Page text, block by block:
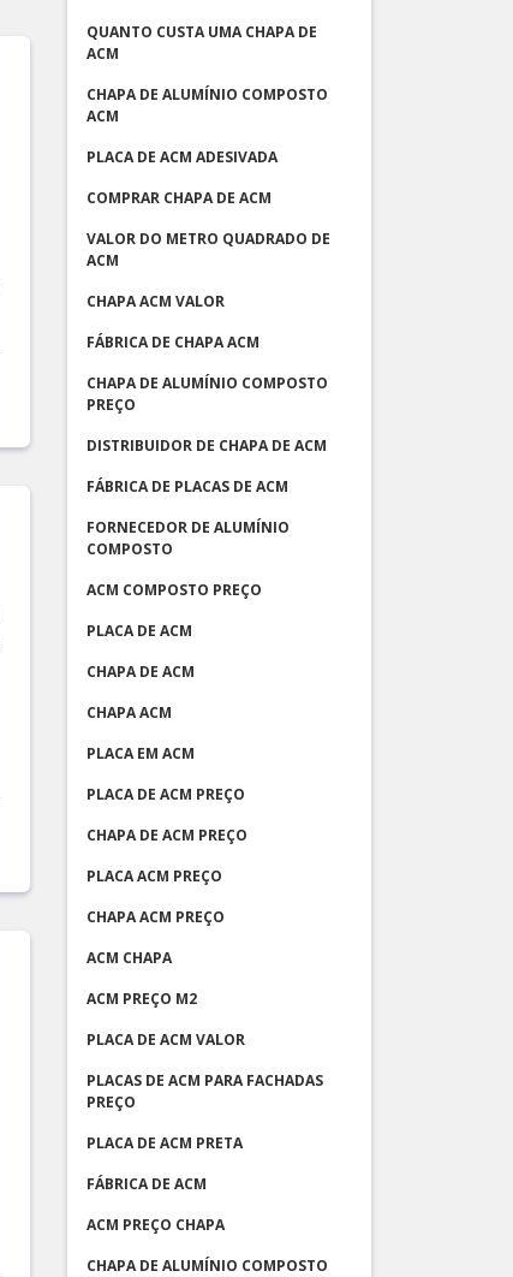
QUANTO CUSTA UMA CHAPA DE
ACM
CHAPA DE ALUMÍNIO COMPOSTO
ACM
PLACA DE ACM ADESIVADA
COMPRAR CHAPA DE ACM
VALOR DO METRO QUADRADO DE
ACM
CHAPA ACM VALOR
FÁBRICA DE CHAPA ACM
CHAPA DE ALUMÍNIO COMPOSTO
PREÇO
DISTRIBUIDOR DE CHAPA DE ACM
FÁBRICA DE PLACAS DE ACM
FORNECEDOR DE ALUMÍNIO
COMPOSTO
ACM COMPOSTO PREÇO
PLACA DE ACM
CHAPA DE ACM
CHAPA ACM
PLACA EM ACM
PLACA DE ACM PREÇO
CHAPA DE ACM PREÇO
PLACA ACM PREÇO
CHAPA ACM PREÇO
ACM CHAPA
ACM PREÇO M2
PLACA DE ACM VALOR
PLACAS DE ACM PARA FACHADAS
PREÇO
PLACA DE ACM PRETA
FÁBRICA DE ACM
ACM PREÇO CHAPA
CHAPA DE ALUMÍNIO COMPOSTO